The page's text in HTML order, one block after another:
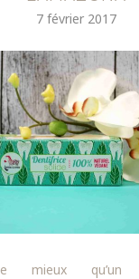
7 février 2017
mieux qu’un